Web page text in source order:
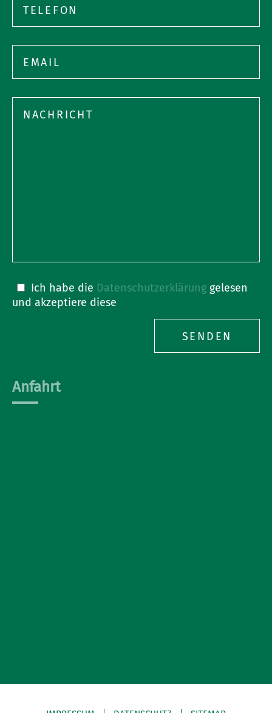
Bitte
lasse
Bitte
lasse
Bitte
lasse
dieses
Ich habe die Datenschutzerklärung gelesen
und akzeptiere diese
Anfahrt